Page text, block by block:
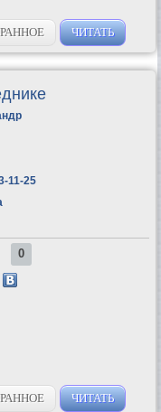
ЧИТАТЬ
11-25
0
ЧИТАТЬ